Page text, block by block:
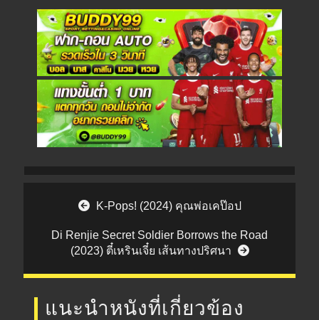
Post navigation
K-Pops! (2024) คุณพ่อเคป๊อป
Di Renjie Secret Soldier Borrows the Road
(2023) ตี๋เหรินเจี๋ย เส้นทางปริศนา
แนะนำหนังที่เกี่ยวข้อง